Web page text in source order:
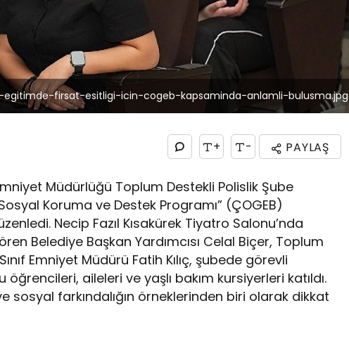
egitimde-firsat-esitligi-icin-cogeb-kapsaminda-anlamli-bulusma.jpg
+ - PAYLAŞ
Müdürlüğü Toplum Destekli Polislik Şube
Koruma ve Destek Programı” (ÇOGEB)
Necip Fazıl Kısakürek Tiyatro Salonu’nda
Belediye Başkan Yardımcısı Celal Biçer, Toplum
Emniyet Müdürü Fatih Kılıç, şubede görevli
öğrencileri, aileleri ve yaşlı bakım kursiyerleri katıldı.
sosyal farkındalığın örneklerinden biri olarak dikkat